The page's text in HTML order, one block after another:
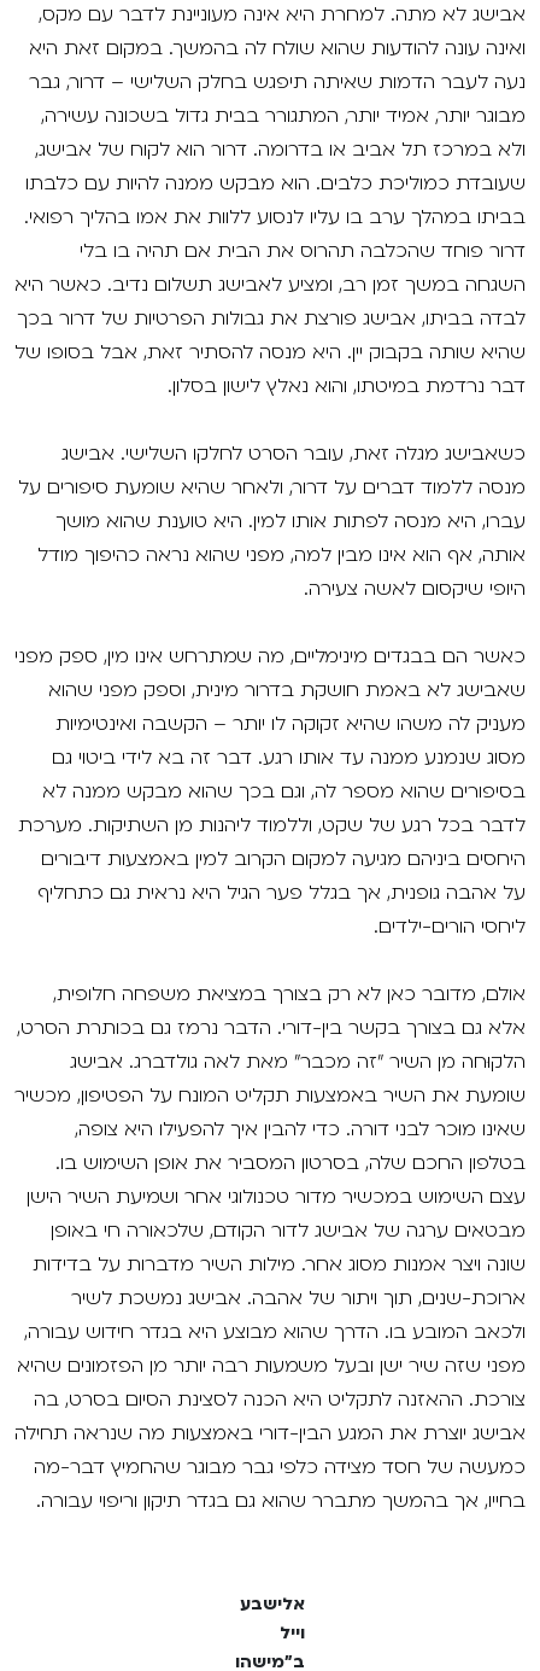
אבישג לא מתה. למחרת היא אינה מעוניינת לדבר עם מקס,
ואינה עונה להודעות שהוא שולח לה בהמשך. במקום זאת היא
נעה לעבר הדמות שאיתה תיפגש בחלק השלישי – דרור, גבר
מבוגר יותר, אמיד יותר, המתגורר בבית גדול בשכונה עשירה,
ולא במרכז תל אביב או בדרומה. דרור הוא לקוח של אבישג,
שעובדת כמוליכת כלבים. הוא מבקש ממנה להיות עם כלבתו
בביתו במהלך ערב בו עליו לנסוע ללוות את אמו בהליך רפואי.
דרור פוחד שהכלבה תהרוס את הבית אם תהיה בו בלי
השגחה במשך זמן רב, ומציע לאבישג תשלום נדיב. כאשר היא
לבדה בביתו, אבישג פורצת את גבולות הפרטיות של דרור בכך
שהיא שותה בקבוק יין. היא מנסה להסתיר זאת, אבל בסופו של
דבר נרדמת במיטתו, והוא נאלץ לישון בסלון.
כשאבישג מגלה זאת, עובר הסרט לחלקו השלישי. אבישג
מנסה ללמוד דברים על דרור, ולאחר שהיא שומעת סיפורים על
עברו, היא מנסה לפתות אותו למין. היא טוענת שהוא מושך
אותה, אף הוא אינו מבין למה, מפני שהוא נראה כהיפוך מודל
היופי שיקסום לאשה צעירה.
כאשר הם בבגדים מינימליים, מה שמתרחש אינו מין, ספק מפני
שאבישג לא באמת חושקת בדרור מינית, וספק מפני שהוא
מעניק לה משהו שהיא זקוקה לו יותר – הקשבה ואינטימיות
מסוג שנמנע ממנה עד אותו רגע. דבר זה בא לידי ביטוי גם
בסיפורים שהוא מספר לה, וגם בכך שהוא מבקש ממנה לא
לדבר בכל רגע של שקט, וללמוד ליהנות מן השתיקות. מערכת
היחסים ביניהם מגיעה למקום הקרוב למין באמצעות דיבורים
על אהבה גופנית, אך בגלל פער הגיל היא נראית גם כתחליף
ליחסי הורים-ילדים.
אולם, מדובר כאן לא רק בצורך במציאת משפחה חלופית,
אלא גם בצורך בקשר בין-דורי. הדבר נרמז גם בכותרת הסרט,
הלקוּחה מן השיר "זה מכבר" מאת לאה גולדברג. אבישג
שומעת את השיר באמצעות תקליט המונח על הפטיפון, מכשיר
שאינו מוּכר לבני דורה. כדי להבין איך להפעילו היא צופה,
בטלפון החכם שלה, בסרטון המסביר את אופן השימוש בו.
עצם השימוש במכשיר מדור טכנולוגי אחר ושמיעת השיר הישן
מבטאים ערגה של אבישג לדור הקודם, שלכאורה חי באופן
שונה ויצר אמנות מסוג אחר. מילות השיר מדברות על בדידות
ארוכת-שנים, תוך ויתור של אהבה. אבישג נמשכת לשיר
ולכאב המובע בו. הדרך שהוא מבוצע היא בגדר חידוש עבורה,
מפני שזה שיר ישן ובעל משמעות רבה יותר מן הפזמונים שהיא
צורכת. ההאזנה לתקליט היא הכנה לסצינת הסיום בסרט, בה
אבישג יוצרת את המגע הבין-דורי באמצעות מה שנראה תחילה
כמעשה של חסד מצידה כלפי גבר מבוגר שהחמיץ דבר-מה
בחייו, אך בהמשך מתברר שהוא גם בגדר תיקון וריפוי עבורה.
אלישבע
וייל
ב"מישהו